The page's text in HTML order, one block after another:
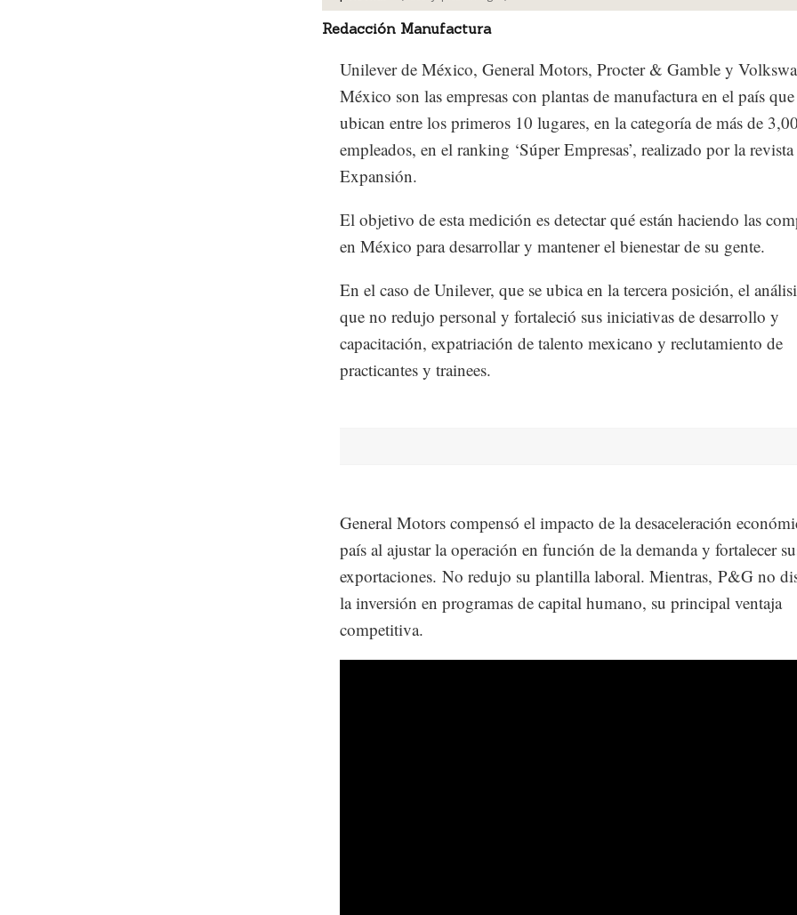
Redacción Manufactura
Unilever de México, General Motors, Procter & Gamble y
México son las empresas con plantas de manufactura en el país que
ubican entre los primeros 10 lugares, en la categoría de más de
empleados, en el ranking ‘Súper Empresas’, realizado por la revista
Expansión.
El objetivo de esta medición es detectar qué están haciendo las
en México para desarrollar y mantener el bienestar de su gente.
En el caso de Unilever, que se ubica en la tercera posición, el
que no redujo personal y fortaleció sus iniciativas de desarrollo y
capacitación, expatriación de talento mexicano y reclutamiento de
practicantes y trainees.
General Motors compensó el impacto de la desaceleración
país al ajustar la operación en función de la demanda y fortalecer
exportaciones. No redujo su plantilla laboral. Mientras, P&G no
la inversión en programas de capital humano, su principal ventaja
competitiva.